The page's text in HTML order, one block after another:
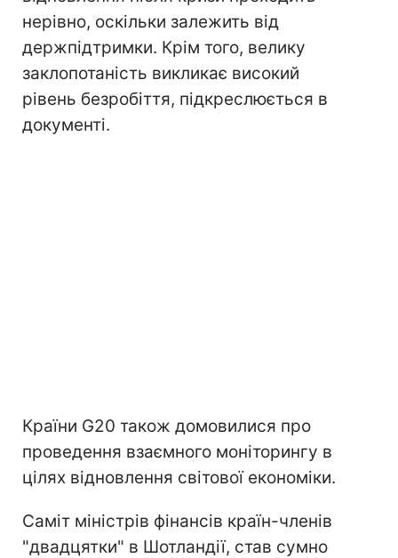
нерівно, оскільки залежить від
держпідтримки. Крім того, велику
заклопотаність викликає високий
рівень безробіття, підкреслюється в
документі.
Країни G20 також домовилися про
проведення взаємного моніторингу в
цілях відновлення світової економіки.
Саміт міністрів фінансів країн-членів
"двадцятки" в Шотландії, став сумно